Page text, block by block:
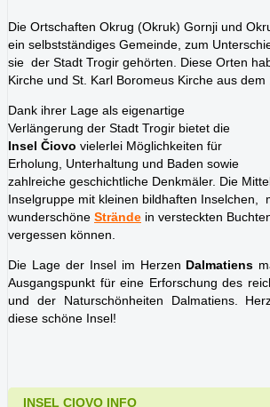
Die Ortschaften Okrug (Okruk) Gornji und
ein selbstständiges Gemeinde, zum
sie der Stadt Trogir gehörten. Diese Orten
Kirche und St. Karl Boromeus Kirche aus dem
Dank ihrer Lage als eigenartige
Verlängerung der Stadt Trogir bietet die
Insel Čiovo vielerlei Möglichkeiten für
Erholung, Unterhaltung und Baden sowie
zahlreiche geschichtliche Denkmäler. Die
Inselgruppe mit kleinen bildhaften Inselchen,
wunderschöne Strände in versteckten
vergessen können.
Die Lage der Insel im Herzen Dalmatiens
Ausgangspunkt für eine Erforschung des
und der Naturschönheiten Dalmatiens.
diese schöne Insel!
INSEL CIOVO INFO